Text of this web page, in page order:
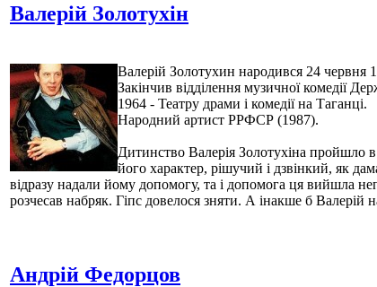
Валерій Золотухін
Валерій Золотухин народився 24 червня
Закінчив відділення музичної комедії
1964 - Театру драми і комедії на Таганці.
Народний артист РРФСР (1987).
Дитинство Валерія Золотухіна пройшло
його характер, рішучий і дзвінкий, як
відразу надали йому допомогу, та і допомога ця вийшла
розчесав набряк. Гіпс довелося зняти. А інакше б Валерій
Андрій Федорцов